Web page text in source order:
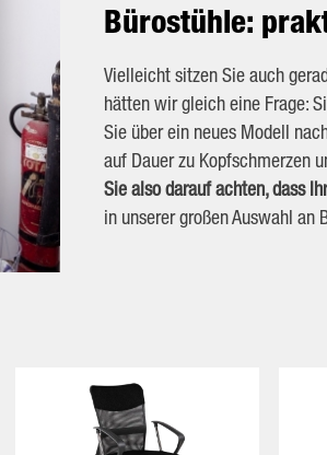
Bürostühle:
Vielleicht sitzen Sie auch
hätten wir gleich eine Frage:
Sie über ein neues Modell
auf Dauer zu Kopfschmerzen
Sie also darauf achten, dass
in unserer großen Auswahl an